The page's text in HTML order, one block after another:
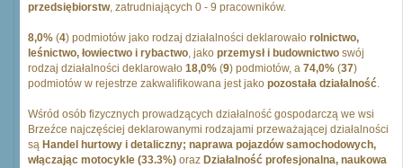
przedsiębiorstw, zatrudniających 0 - 9 pracowników.
8,0% (4) podmiotów jako rodzaj działalności deklarowało rolnictwo,
leśnictwo, łowiectwo i rybactwo, jako przemysł i budownictwo swój
rodzaj działalności deklarowało 18,0% (9) podmiotów, a 74,0% (37)
podmiotów w rejestrze zakwalifikowana jest jako pozostała działalność.
Wśród osób fizycznych prowadzących działalność gospodarczą we wsi
Brzeźce najczęściej deklarowanymi rodzajami przeważającej działalności
są Handel hurtowy i detaliczny; naprawa pojazdów samochodowych,
włączając motocykle (33.3%) oraz Działalność profesjonalna, naukowa